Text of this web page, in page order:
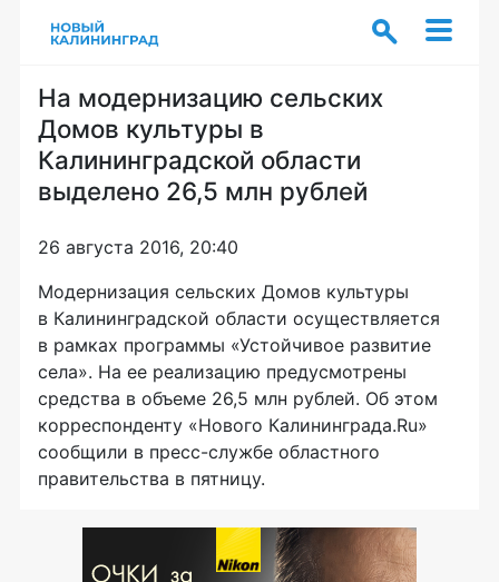
На модернизацию сельских
Домов культуры в
Калининградской области
выделено 26,5 млн рублей
26 августа 2016, 20:40
Модернизация сельских Домов культуры
в Калининградской области осуществляется
в рамках программы «Устойчивое развитие
села». На ее реализацию предусмотрены
средства в объеме 26,5 млн рублей. Об этом
корреспонденту «Нового Калининграда.Ru»
сообщили в пресс-службе областного
правительства в пятницу.